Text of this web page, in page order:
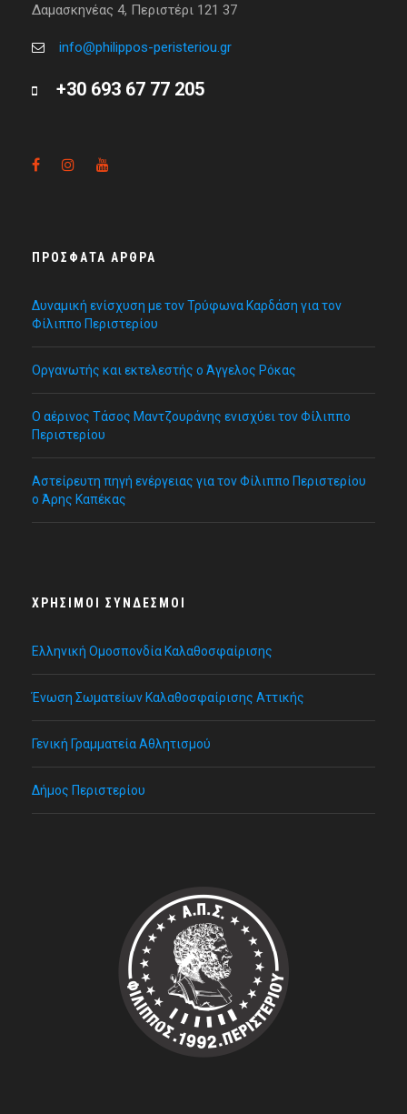
Δαμασκηνέας 4, Περιστέρι 121 37
info@philippos-peristeriou.gr
+30 693 67 77 205
ΠΡΌΣΦΑΤΑ ΆΡΘΡΑ
Δυναμική ενίσχυση με τον Τρύφωνα Καρδάση για τον
Φίλιππο Περιστερίου
Οργανωτής και εκτελεστής ο Άγγελος Ρόκας
Ο αέρινος Τάσος Μαντζουράνης ενισχύει τον Φίλιππο
Περιστερίου
Αστείρευτη πηγή ενέργειας για τον Φίλιππο Περιστερίου
ο Άρης Καπέκας
ΧΡΉΣΙΜΟΙ ΣΎΝΔΕΣΜΟΙ
Ελληνική Ομοσπονδία Καλαθοσφαίρισης
Ένωση Σωματείων Καλαθοσφαίρισης Αττικής
Γενική Γραμματεία Αθλητισμού
Δήμος Περιστερίου